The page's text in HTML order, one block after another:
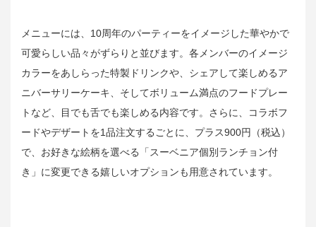
メニューには、10周年のパーティーをイメージした華やかで
可愛らしい品々がずらりと並びます。各メンバーのイメージ
カラーをあしらった特製ドリンクや、シェアして楽しめるア
ニバーサリーケーキ、そしてボリューム満点のフードプレー
トなど、目でも舌でも楽しめる内容です。さらに、コラボフ
ードやデザートを1品注文するごとに、プラス900円（税込）
で、お好きな絵柄を選べる「スーベニア個別ランチョン付
き」に変更できる嬉しいオプションも用意されています。